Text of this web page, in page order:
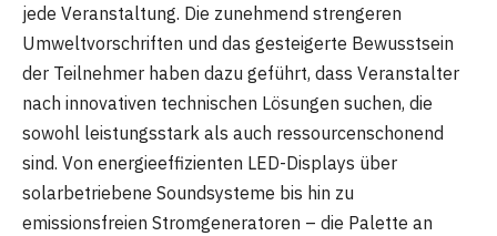
jede Veranstaltung. Die zunehmend strengeren
Umweltvorschriften und das gesteigerte Bewusstsein
der Teilnehmer haben dazu geführt, dass Veranstalter
nach innovativen technischen Lösungen suchen, die
sowohl leistungsstark als auch ressourcenschonend
sind. Von energieeffizienten LED-Displays über
solarbetriebene Soundsysteme bis hin zu
emissionsfreien Stromgeneratoren – die Palette an